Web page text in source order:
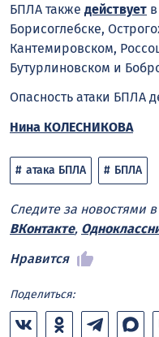
БПЛА также действует
Борисоглебске,
Кантемировском,
Бутурлиновском и
Опасность атаки БПЛА
Нина КОЛЕСНИКОВА
атака БПЛА БПЛА
Следите за новостями
ВКонтакте,
Нравится
Поделиться: